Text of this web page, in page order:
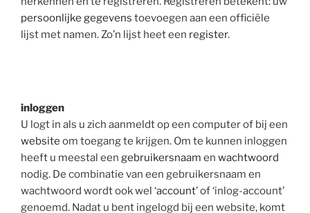
persoonlijke gegevens toevoegen aan een officiële
lijst met namen. Zo’n lijst heet een register.
inloggen
U logt in als u zich aanmeldt op een computer of bij een
website om toegang te krijgen. Om te kunnen inloggen
heeft u meestal een gebruikersnaam en wachtwoord
nodig. De combinatie van een gebruikersnaam en
wachtwoord wordt ook wel ‘account’ of ‘inlog-account’
genoemd. Nadat u bent ingelogd bij een website, komt